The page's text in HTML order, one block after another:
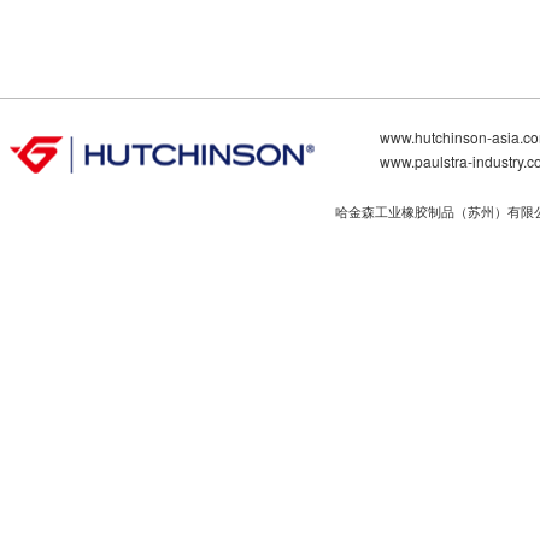
www.hutchinson-
www.paulstra-
哈金森工业橡胶制品（苏州）有限